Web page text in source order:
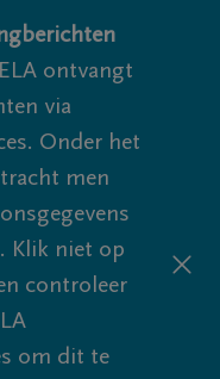
ontvangt
via
Onder het
men
Klik niet op
controleer
om dit te